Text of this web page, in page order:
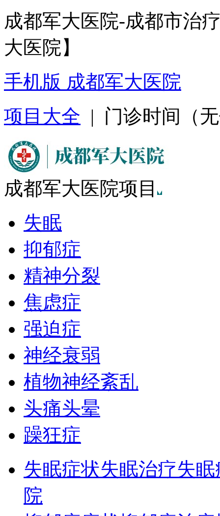
成都军大医院-成都市治
大医院】
手机版 成都军大医院
项目大全 | 门诊时间（
成都军大医院项目
失眠
抑郁症
精神分裂
焦虑症
强迫症
神经衰弱
植物神经紊乱
头痛头晕
躁狂症
失眠症状失眠治疗失
院